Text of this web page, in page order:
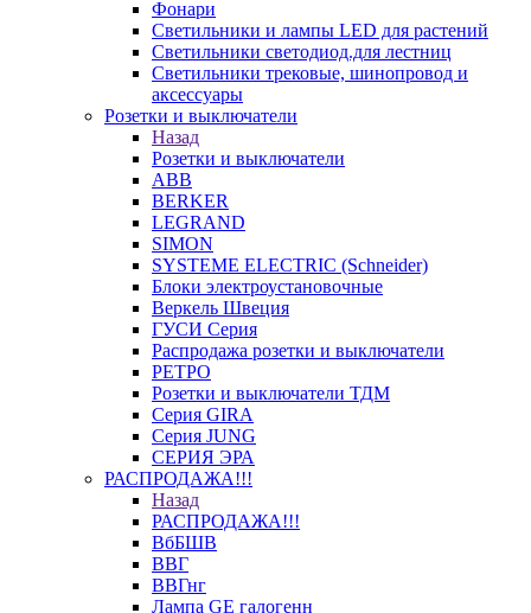
Фонари
Светильники и лампы LED для растений
Светильники светодиод.для лестниц
Светильники трековые, шинопровод и
аксессуары
Розетки и выключатели
Назад
Розетки и выключатели
ABB
BERKER
LEGRAND
SIMON
SYSTEME ELECTRIC (Schneider)
Блоки электроустановочные
Веркель Швеция
ГУСИ Серия
Распродажа розетки и выключатели
РЕТРО
Розетки и выключатели ТДМ
Серия GIRA
Серия JUNG
СЕРИЯ ЭРА
РАСПРОДАЖА!!!
Назад
РАСПРОДАЖА!!!
ВбБШВ
ВВГ
ВВГнг
Лампа GE галогенн